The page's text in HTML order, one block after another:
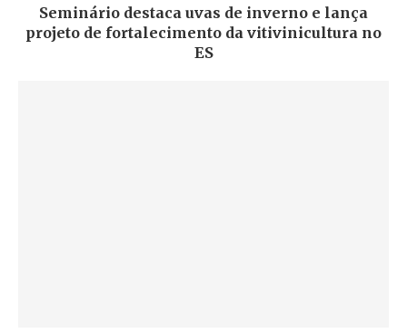
Seminário destaca uvas de inverno e lança
projeto de fortalecimento da vitivinicultura no
ES